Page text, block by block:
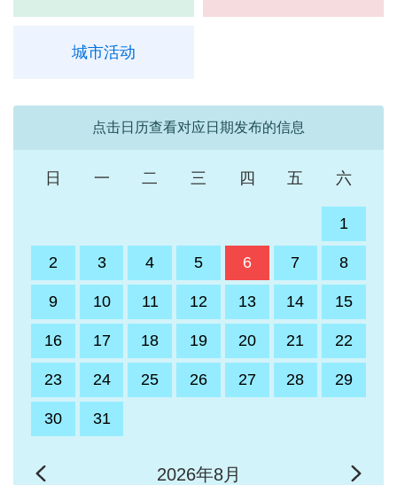
城市活动
点击日历查看对应日期发布的信息
日 一 二 三 四 五 六
1
2 3 4 5 6 7 8
9 10 11 12 13 14 15
16 17 18 19 20 21 22
23 24 25 26 27 28 29
30 31
2026年8月